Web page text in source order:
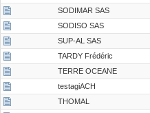
SODIMAR SAS
SODISO SAS
SUP-AL SAS
TARDY Frédéric
TERRE OCEANE
testagiACH
THOMAL